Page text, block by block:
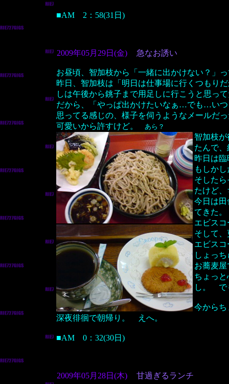
■AM 2：58(31日)
2009年05月29日(金) 急なお誘い
お昼頃、智加枝から「一緒に出かけない？」
昨日、智加枝は「明日は仕事場に行くつもり
しは午後から銚子まで用足しに行こうと思っ
だから、「やっぱ出かけたいなぁ…でも…い
思ってる感じの、様子を伺うようなメールだ
可愛いから許すけど。
あら？
智加枝
たんで
昨日は
もしか
そした
たけど
今日は田
てきた。
エビスコ
そして
エビスコ
しょっ
お蕎麦
ちょっ
し。 で
今からち
深夜徘徊で朝帰り。 えへ。
■AM 0：32(30日)
2009年05月28日(木) 甘過ぎるランチ